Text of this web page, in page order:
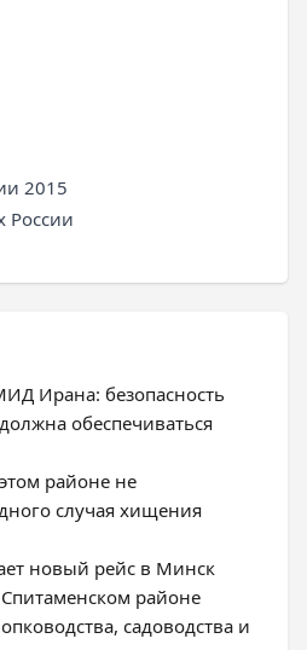
2015
России
Ирана: безопасность
обеспечиваться
районе не
случая хищения
новый рейс в Минск
районе
садоводства и